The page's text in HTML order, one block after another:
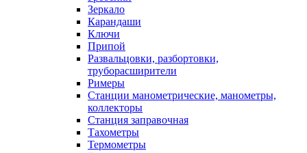
Зеркало
Карандаши
Ключи
Припой
Развальцовки, разбортовки,
труборасширители
Римеры
Станции манометрические, манометры,
коллекторы
Станция заправочная
Тахометры
Термометры